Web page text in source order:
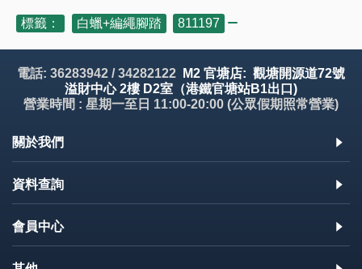
標籤： 白蠟+編繩腳踏 811197
電話: 36283942 / 34282122
M2 官塘店: 觀塘開源道72號
溢財中心 2樓 D2室（港鐵官塘站B1出口)
營業時間 : 星期一至日 11:00-20:00 (公眾假期照常營業)
關於我們
資料查詢
會員中心